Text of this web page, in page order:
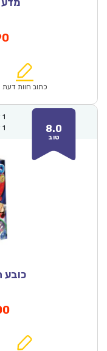
₪84.00.
המחיר
הוא:
כתוב חוות דעת
8.0
טוב
1
1
כובע
המחיר
הוא: